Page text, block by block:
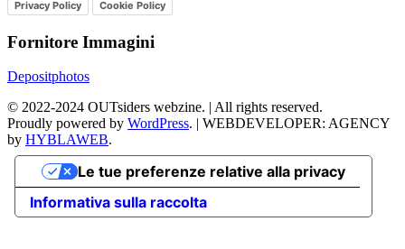
Privacy Policy Cookie Policy
Fornitore Immagini
Depositphotos
© 2022-2024 OUTsiders webzine. | All rights reserved.
Proudly powered by WordPress. | WEBDEVELOPER: AGENCY
by HYBLAWEB.
Informativa sulla raccolta
Le tue preferenze relative alla privacy